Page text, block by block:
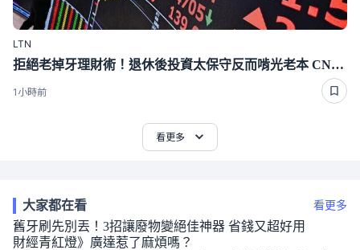
LTN
拒絕老掉牙理財術！退休後投資太保守反而啃光老本 CNBC專家點出投資配比成敗關鍵
1小時前
看更多
大家都在看 看更多
舊牙刷先別丟！3招讓廢物變絕佳神器 省錢又超好用
財經青紅燈》廣達惹了麻煩嗎？